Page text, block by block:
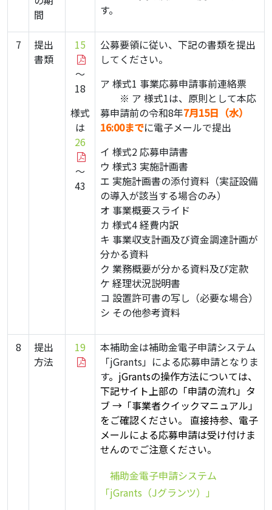
間
す。
7
提出
書類
15
～
18
様式
は
26
～
43
公募要領に従い、下記の書類を提出
してください。
ア 様式1 事業応募申請事前連絡票
※ ア 様式1は、原則として本応
募申請前の令和8年7月15日（水）
16:00までに電子メールで提出
イ 様式2 応募申請書
ウ 様式3 実施計画書
エ 実施計画書の添付資料（実証設備
の導入が該当する場合のみ）
オ 事業概要スライド
カ 様式4 経費内訳
キ 事業収支計画及び資金調達計画が
分かる資料
ク 業務概要が分かる資料及び定款
ケ 経理状況説明書
コ 設置許可書の写し（必要な場合）
シ その他参考資料
8
提出
方法
19
本補助金は補助金電子申請システム
「jGrants」による応募申請となりま
す。 jGrantsの操作方法については、
下記サイト上部の「申請の流れ」タ
ブ →「事業者クイックマニュアル」
をご確認ください。 直接持参、電子
メールによる応募申請は受け付けま
せんのでご注意ください。
補助金電子申請システム
「jGrants（Jグランツ）」